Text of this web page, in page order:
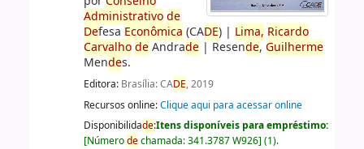
Administrativo de
Defesa Econômica (CADE)| Lima, Ricardo
Carvalho deAndrade| Resende, Guilherme
Mendes.
Editora: Brasília: CADE, 2019
Recursos online:Clique aqui para acessar online
Disponibilidade:Itens disponíveis para empréstimo:
[Númerodechamada:341.3787 W926] (1).